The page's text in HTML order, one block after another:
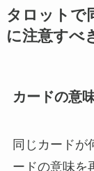
タロットで
に注意すべ
カードの意
同じカードが
ードの意味を